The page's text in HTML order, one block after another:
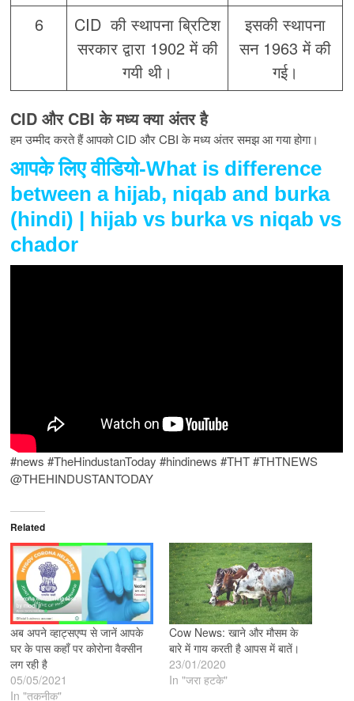
6
CID की स्थापना ब्रिटिश
सरकार द्वारा 1902 में की
गयी थी।
इसकी स्थापना
सन 1963 में की
गई।
CID और CBI के मध्य क्या अंतर है
हम उम्मीद करते हैं आपको CID और CBI के मध्य अंतर समझ आ गया होगा।
आपके लिए वीडियो-What is difference
between a hijab, niqab and burka
(hindi) | hijab vs burka vs niqab vs
chador
#news #TheHindustanToday #hindinews #THT #THTNEWS
@THEHINDUSTANTODAY
Related
अब अपने व्हाट्सएप्प से जानें आपके
घर के पास कहाँ पर कोरोना वैक्सीन
लग रही है
05/05/2021
In "तकनीक"
Cow News: खाने और मौसम के
बारे में गाय करती है आपस में बातें।
23/01/2020
In "जरा हटके"